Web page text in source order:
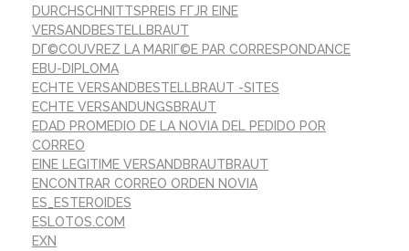
DURCHSCHNITTSPREIS FГЈR EINE
VERSANDBESTELLBRAUT
DГ©COUVREZ LA MARIГ©E PAR CORRESPONDANCE
EBU-DIPLOMA
ECHTE VERSANDBESTELLBRAUT -SITES
ECHTE VERSANDUNGSBRAUT
EDAD PROMEDIO DE LA NOVIA DEL PEDIDO POR
CORREO
EINE LEGITIME VERSANDBRAUTBRAUT
ENCONTRAR CORREO ORDEN NOVIA
ES_ESTEROIDES
ESLOTOS.COM
EXN